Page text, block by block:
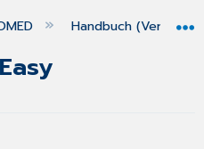
hierarchy
Handbuch (Version